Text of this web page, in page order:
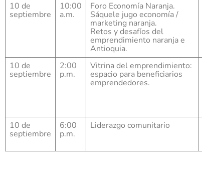
10 de
septiembre
10:00
a.m.
Foro Economía Naranja.
Sáquele jugo economía /
marketing naranja.
Retos y desafíos del
emprendimiento naranja e
Antioquia.
10 de
septiembre
2:00
p.m.
Vitrina del emprendimiento:
espacio para beneficiarios
emprendedores.
10 de
septiembre
6:00
p.m.
Liderazgo comunitario